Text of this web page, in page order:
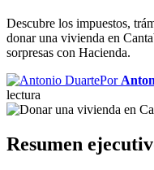
Descubre los impuestos,
donar una vivienda en
sorpresas con Hacienda.
Por
lectura
Resumen